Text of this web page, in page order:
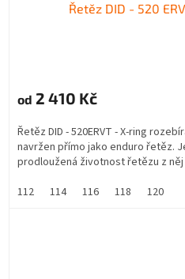
Řetěz DID - 520
od 2 410 Kč
Řetěz DID - 520ERVT - X-ring
navržen přímo jako enduro řetěz.
prodloužená životnost řetězu z něj
112
114 116 118 120